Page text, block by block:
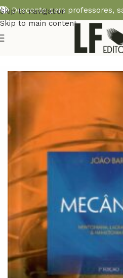
Skip to navigation
Skip to main content
Desconto para professores,
Início